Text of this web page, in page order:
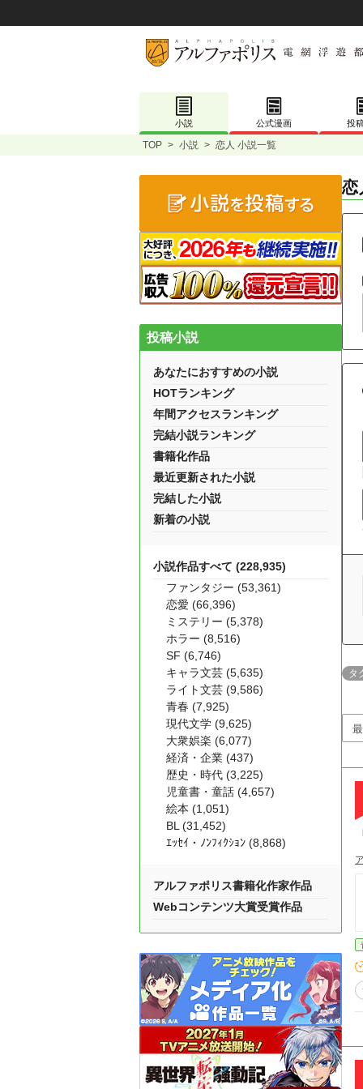
小説 公式漫画 投
TOP > 小説 > 恋人 小説一覧
恋
タ
投稿小説
あなたにおすすめの小説
HOTランキング
年間アクセスランキング
完結小説ランキング
書籍化作品
最近更新された小説
完結した小説
新着の小説
小説作品すべて (228,935)
ファンタジー (53,361)
恋愛 (66,396)
ミステリー (5,378)
ホラー (8,516)
SF (6,746)
キャラ文芸 (5,635)
ライト文芸 (9,586)
青春 (7,925)
現代文学 (9,625)
大衆娯楽 (6,077)
経済・企業 (437)
歴史・時代 (3,225)
児童書・童話 (4,657)
絵本 (1,051)
BL (31,452)
ｴｯｾｲ・ﾉﾝﾌｨｸｼｮﾝ (8,868)
アルファポリス書籍化作家作品
Webコンテンツ大賞受賞作品